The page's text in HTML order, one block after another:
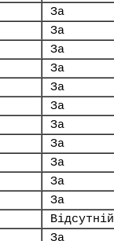
За
За
За
За
За
За
За
За
За
За
За
Відсутній
За